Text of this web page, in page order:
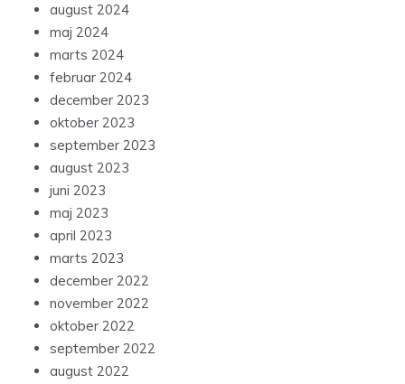
august 2024
maj 2024
marts 2024
februar 2024
december 2023
oktober 2023
september 2023
august 2023
juni 2023
maj 2023
april 2023
marts 2023
december 2022
november 2022
oktober 2022
september 2022
august 2022